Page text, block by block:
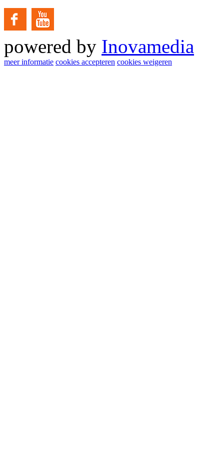
powered by Inovamedia
meer informatie cookies accepteren cookies weigeren